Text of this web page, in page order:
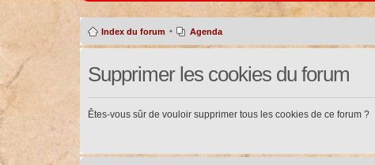
Index du forum • Agenda
Supprimer les cookies du forum
Êtes-vous sûr de vouloir supprimer tous les cookies de ce forum ?